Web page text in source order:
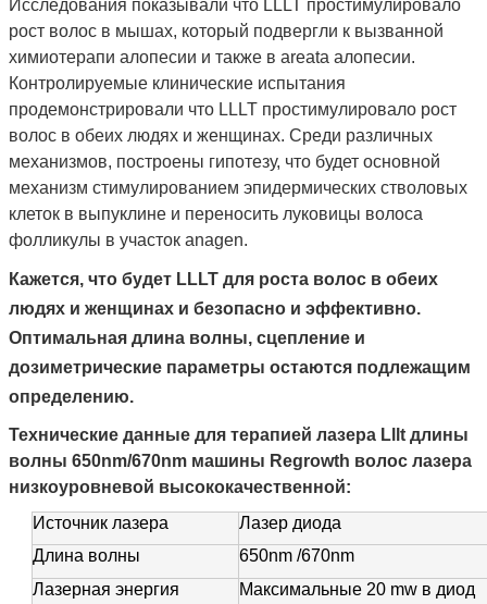
Отправить
Исследования показывали что LLLT простимулировало
рост волос в мышах, который подвергли к вызванной
химиотерапи алопесии и также в areata алопесии.
Контролируемые клинические испытания
продемонстрировали что LLLT простимулировало рост
волос в обеих людях и женщинах. Среди различных
механизмов, построены гипотезу, что будет основной
механизм стимулированием эпидермических стволовых
клеток в выпуклине и переносить луковицы волоса
фолликулы в участок anagen.
Кажется, что будет LLLT для роста волос в обеих
людях и женщинах и безопасно и эффективно.
Оптимальная длина волны, сцепление и
дозиметрические параметры остаются подлежащим
определению.
Технические данные для терапией лазера Lllt длины
волны 650nm/670nm машины Regrowth волос лазера
низкоуровневой высококачественной:
Источник лазера
Лазер диода
Длина волны
650nm /670nm
Лазерная энергия
Максимальные 20 mw в диод